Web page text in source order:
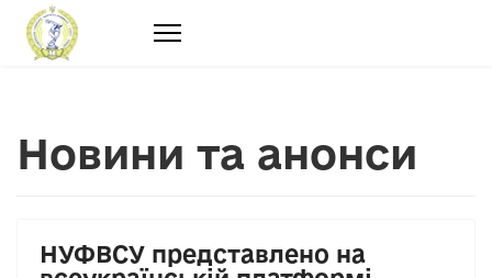
Новини та анонси
НУФВСУ представлено на